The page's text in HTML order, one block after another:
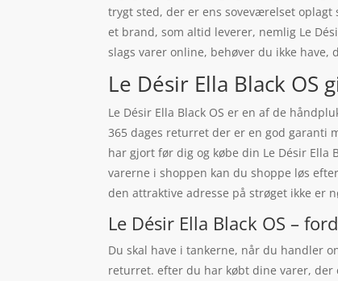
trygt sted, der er ens soveværelset
et brand, som altid leverer, nemlig Le
slags varer online, behøver du ikke
Le Désir Ella Black
Le Désir Ella Black OS er en af de
365 dages returret der er en god garanti
har gjort før dig og købe din Le Désir
varerne i shoppen kan du shoppe løs
den attraktive adresse på strøget ikke er
Le Désir Ella Black OS –
Du skal have i tankerne, når du handler
returret. efter du har købt dine varer,